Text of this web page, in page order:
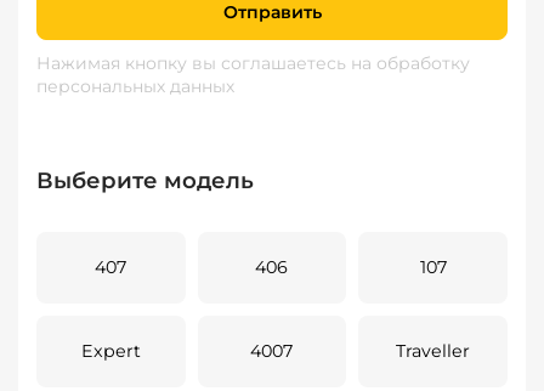
Отправить
Нажимая кнопку вы соглашаетесь на обработку
персональных данных
Выберите модель
407 406 107
Expert 4007 Traveller